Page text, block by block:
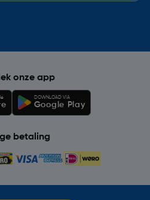
onze app
DOWNLOAD VIA
Google Play
betaling